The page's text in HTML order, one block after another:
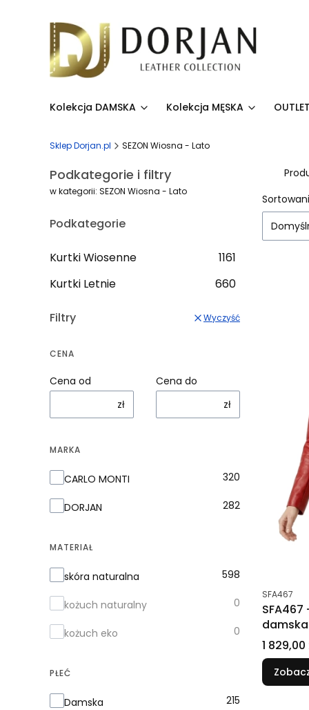
Kolekcja DAMSKA Kolekcja MĘSKA
Sklep Dorjan.pl SEZON Wiosna - Lato
Podkategorie i filtry
w kategorii: SEZON Wiosna - Lato
Podkategorie
Kurtki Wiosenne
1161
Kurtki Letnie
660
Filtry Wyczyść
CENA
Cena od
zł
Cena do
zł
MARKA
Marka
CARLO MONTI 320
DORJAN 282
MATERIAŁ
Materiał
skóra naturalna 598
kożuch naturalny 0
kożuch eko 0
PŁEĆ
PłećDamska 215
Lista
Kod
SFA467
DORJAN
Cena
1 829,00